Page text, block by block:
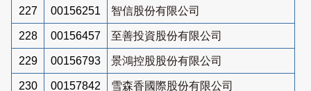
227 00156251 智信股份有限公司
228 00156457 至善投資股份有限公司
229 00156793 景鴻控股股份有限公司
230 00157842 雪森香國際股份有限公司